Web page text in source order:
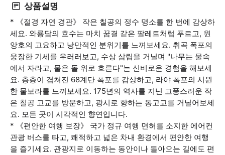
상품설명
* 《절경 자연 경관》 작은 칠공의 정수 명소를 한 번에 감상하
세요. 와룡담의 호수는 마치 꿈결 같은 팔레트처럼 푸르고, 원
앙호의 고요하고 낭만적인 분위기를 느껴보세요. 취곡 폭포의
웅장한 기세를 우러러보고, 수상 삼림을 거닐며 "나무는 물속
에서 자라고, 물은 돌 위로 흐른다"는 신비로운 경험을 해보세
요. 층층이 겹쳐진 68계단 폭포를 감상하고, 라야 폭포의 시원
한 물보라를 느껴보세요. 175년의 역사를 지닌 고풍스러운 작
은 칠공 고교를 방문하고, 광시로 향하는 동고교를 거닐어보세
요. 모든 곳이 시각적인 향연입니다.
* 《편안한 여행 보장》 국가 정규 여행 면허를 소지한 에어컨
관광 버스를 타고, 쾌적하고 넓은 차내 환경에서 편안한 여행
을 즐기세요. 관광지로 이동하는 동안이나 돌아오는 길에도 편